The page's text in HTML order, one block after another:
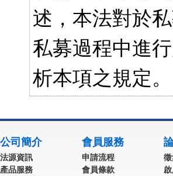
述，本法對於
私募過程中進
析本項之規定。
公司簡介
法源資訊
產品服務
會員服務
申請流程
會員條款